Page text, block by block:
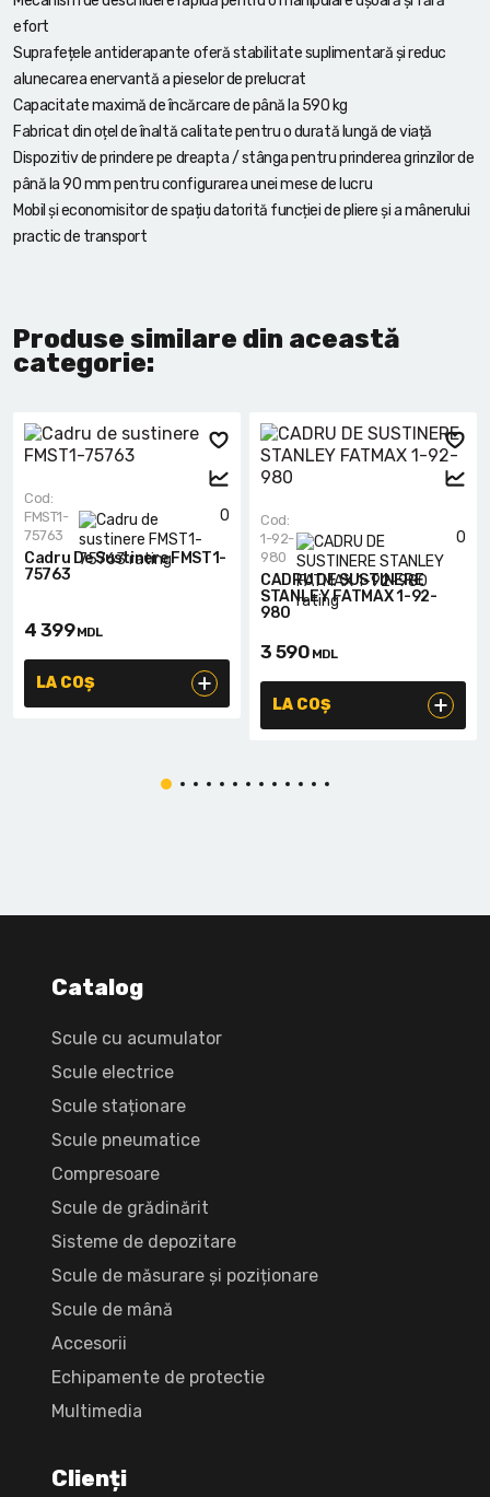
efort
Suprafețele antiderapante oferă stabilitate suplimentară și reduc
alunecarea enervantă a pieselor de prelucrat
Capacitate maximă de încărcare de până la 590 kg
Fabricat din oțel de înaltă calitate pentru o durată lungă de viață
Dispozitiv de prindere pe dreapta / stânga pentru prinderea grinzilor de
până la 90 mm pentru configurarea unei mese de lucru
Mobil și economisitor de spațiu datorită funcției de pliere și a mânerului
practic de transport
Produse similare din această
categorie:
0
Cod:
FMST1-
75763
Cadru De Sustinere FMST1-
75763
4 399 MDL
LA COȘ
0
Cod:
1-92-
980
CADRU DE SUSTINERE
STANLEY FATMAX 1-92-
980
3 590 MDL
LA COȘ
Catalog
Scule cu acumulator
Scule electrice
Scule staționare
Scule pneumatice
Compresoare
Scule de grădinărit
Sisteme de depozitare
Scule de măsurare și poziționare
Scule de mână
Accesorii
Echipamente de protectie
Multimedia
Clienți